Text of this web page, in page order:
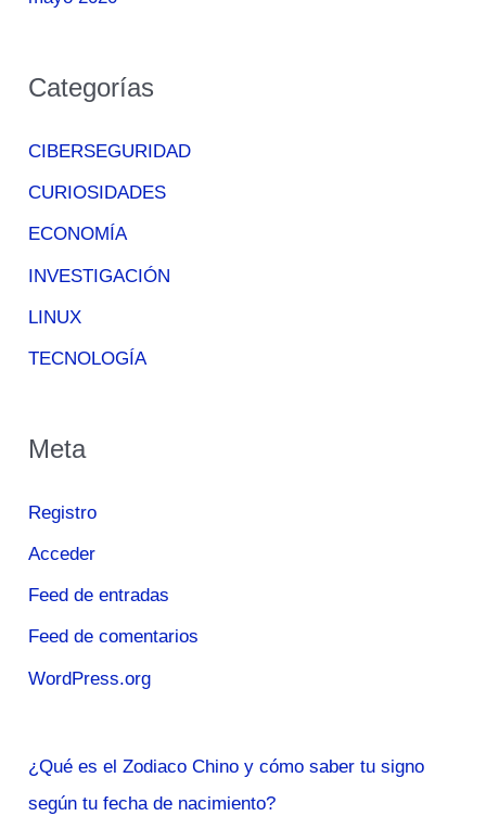
Categorías
CIBERSEGURIDAD
CURIOSIDADES
ECONOMÍA
INVESTIGACIÓN
LINUX
TECNOLOGÍA
Meta
Registro
Acceder
Feed de entradas
Feed de comentarios
WordPress.org
¿Qué es el Zodiaco Chino y cómo saber tu signo
según tu fecha de nacimiento?